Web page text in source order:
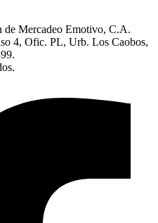
de Mercadeo Emotivo, C.A.
4, Ofic. PL, Urb. Los Caobos,